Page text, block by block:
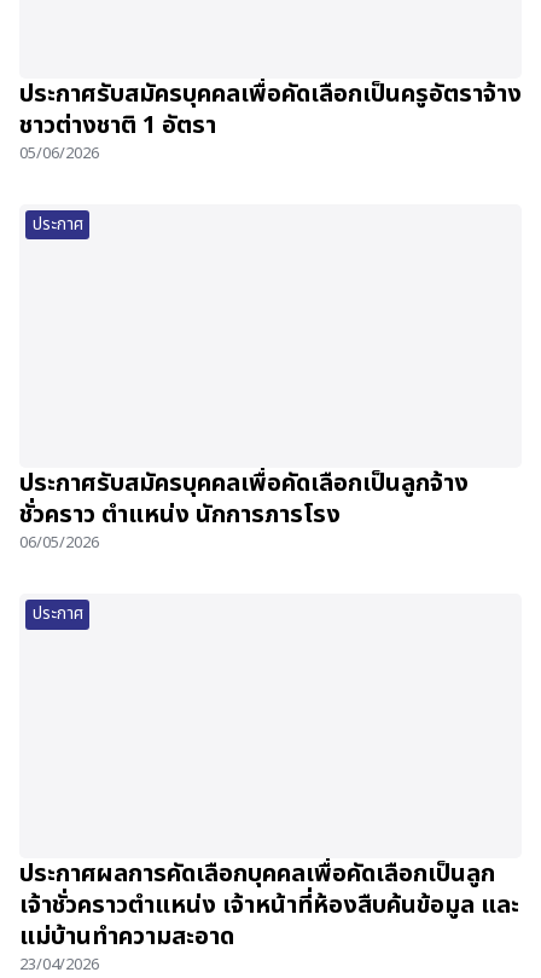
ประกาศรับสมัครบุคคลเพื่อคัดเลือกเป็นครูอัตราจ้าง
ชาวต่างชาติ 1 อัตรา
05/06/2026
ประกาศ
ประกาศรับสมัครบุคคลเพื่อคัดเลือกเป็นลูกจ้าง
ชั่วคราว ตำแหน่ง นักการภารโรง
06/05/2026
ประกาศ
ประกาศผลการคัดเลือกบุคคลเพื่อคัดเลือกเป็นลูก
เจ้าชั่วคราวตำแหน่ง เจ้าหน้าที่ห้องสืบค้นข้อมูล และ
แม่บ้านทำความสะอาด
23/04/2026